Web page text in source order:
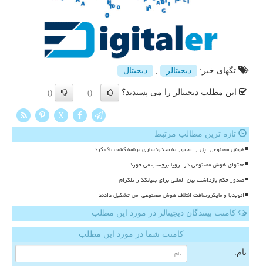
تگهای خبر: دیجیتالر دیجیتال
این مطلب دیجیتالر را می پسندید؟ ()
()
X
تازه ترین مطالب مرتبط
هوش مصنوعی اپل را مجبور به محدودسازی برنامه کشف باگ کرد
محتوای هوش مصنوعی در اروپا برچسب می خورد
صدور حکم بازداشت بین المللی برای بنیانگذار تلگرام
انویدیا و مایکروسافت ائتلاف هوش مصنوعی امن تشکیل دادند
کامنت بینندگان دیجیتالر در مورد این مطلب
کامنت شما در مورد این مطلب
نام: